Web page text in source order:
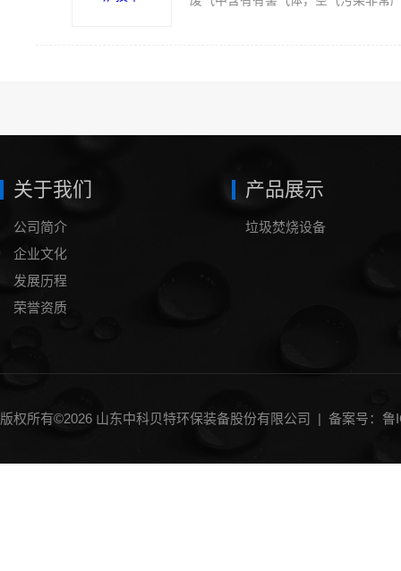
关于我们
公司简介
企业文化
发展历程
荣誉资质
产品展示
垃圾焚烧设备
版权所有©2026 山东中科贝特环保装备股份有限公司 | 备案号：鲁